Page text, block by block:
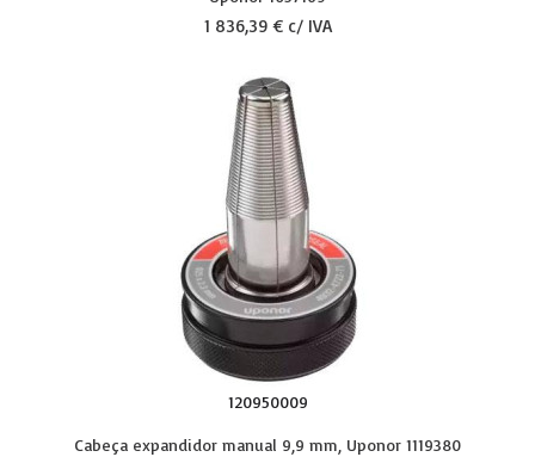
1 836,39 € c/ IVA
120950009
Cabeça expandidor manual 9,9 mm, Uponor 1119380